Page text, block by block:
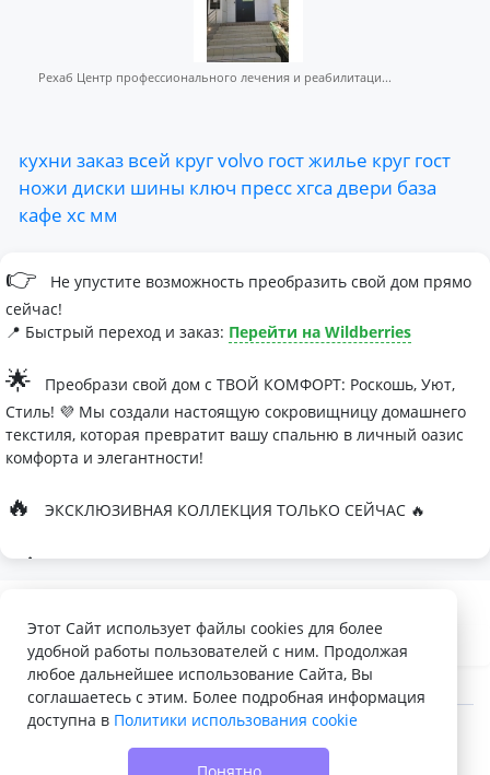
Рехаб Центр профессионального лечения и реабилитаци...
кухни заказ всей кругvolvo гостжилье круг гост
ножи диски шины ключ прессхгса двери база
кафе хс мм
👉
Не упустите возможность преобразить свой дом прямо
сейчас!
📍 Быстрый переход и заказ: Перейти на Wildberries
🌟
Преобрази свой дом с ТВОЙ КОМФОРТ: Роскошь, Уют,
Стиль! 💜 Мы создали настоящую сокровищницу домашнего
текстиля, которая превратит вашу спальню в личный оазис
комфорта и элегантности!
🔥 ЭКСКЛЮЗИВНАЯ КОЛЛЕКЦИЯ ТОЛЬКО СЕЙЧАС 🔥
🛏
Палитра изысканных оттенков:
- Темно-серый для минималистичных интерьеров
- Сиреневый для романтичных натур
- Персиковый мусс для теплой атмосферы
Шелковые одеяла Тусса - мечта о совершенном сне
Этот Сайт использует файлы cookies для более
удобной работы пользователей с ним. Продолжая
любое дальнейшее использование Сайта, Вы
соглашаетесь с этим. Более подробная информация
доступна в Политики использования cookie
© 2022 - 2026 Доска объявлений VELQ.RU